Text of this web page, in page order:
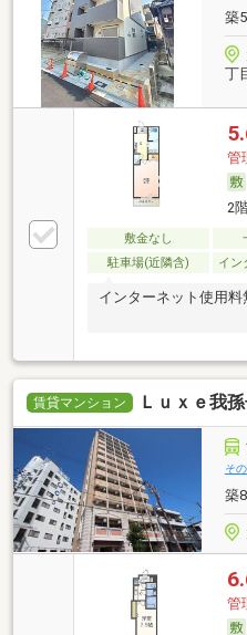
築
丁
管
2
敷金なし
駐車場(近隣含)
イン
インターネット使用料
賃貸マンション Ｌｕｘｅ我
そ
築
管